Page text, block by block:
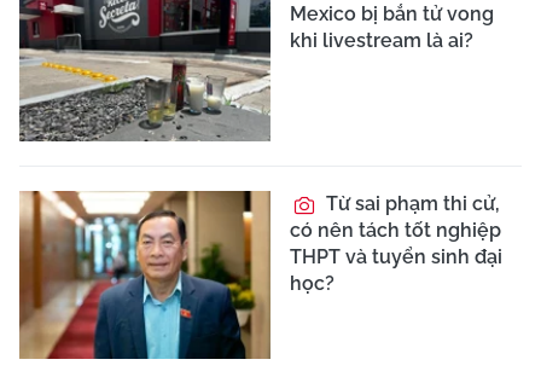
Mexico bị bắn tử vong
khi livestream là ai?
Từ sai phạm thi cử,
có nên tách tốt nghiệp
THPT và tuyển sinh đại
học?